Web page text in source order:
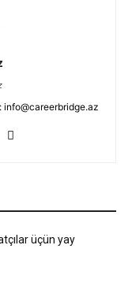
info@careerbridge.az
üçün yay